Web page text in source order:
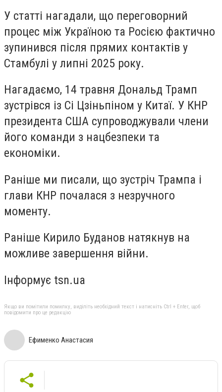
У статті нагадали, що переговорний
процес між Україною та Росією фактично
зупинився після прямих контактів у
Стамбулі у липні 2025 року.
Нагадаємо, 14 травня Дональд Трамп
зустрівся із Сі Цзіньпіном у Китаї. У КНР
президента США супроводжували члени
його команди з нацбезпеки та
економіки.
Раніше ми писали, що зустріч Трампа і
глави КНР почалася з незручного
моменту.
Раніше Кирило Буданов натякнув на
можливе завершення війни.
Інформує tsn.ua
Якщо ви помітили помилку, виділіть необхідний текст і натисніть Ctrl + Enter, щоб
повідомити про це редакцію
Ефименко Анастасия